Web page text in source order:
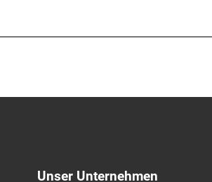
Unser Unternehmen